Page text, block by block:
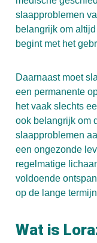
slaapproblemen
belangrijk om
begint met het
Daarnaast moet
een permanente
het vaak slechts
ook belangrijk om
slaapproblemen
een ongezonde
regelmatige
voldoende
op de lange
Wat is